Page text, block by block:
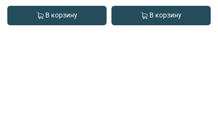
В корзину В корзину